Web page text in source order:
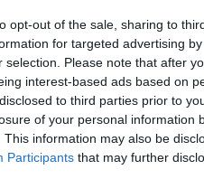
opt-out of the sale, sharing to
for targeted advertising
selection. Please note that after
interest-based ads based on
to third parties prior to
of your personal information
This information may also be
Participants that may further
яруса.
Я заметила при кормёжки